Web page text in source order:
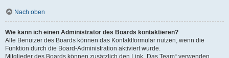
Nach oben
Wie kann ich einen Administrator des Boards kontaktieren?
Alle Benutzer des Boards können das Kontaktformular nutzen, wenn die
Funktion durch die Board-Administration aktiviert wurde.
Mitglieder des Boards können zusätzlich den Link „Das Team“ verwenden.